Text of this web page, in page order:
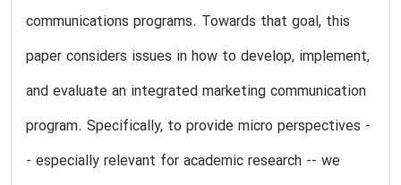
communications programs. Towards that goal, this
paper considers issues in how to develop, implement,
and evaluate an integrated marketing communication
program. Specifically, to provide micro perspectives -
- especially relevant for academic research -- we